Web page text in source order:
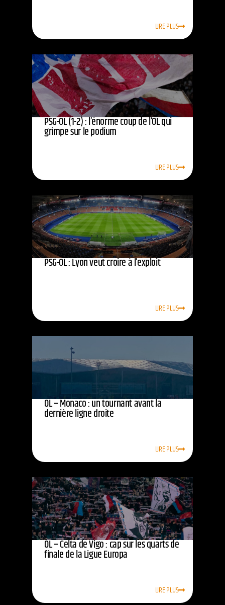
LIRE PLUS
PSG-OL (1-2) : l’énorme coup de l’OL qui
grimpe sur le podium
LIRE PLUS
PSG-OL : Lyon veut croire à l’exploit
LIRE PLUS
OL – Monaco : un tournant avant la
dernière ligne droite
LIRE PLUS
OL – Celta de Vigo : cap sur les quarts de
finale de la Ligue Europa
LIRE PLUS